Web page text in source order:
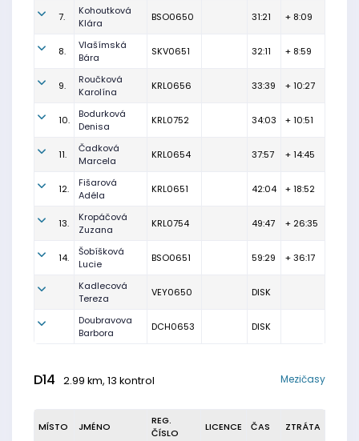
7.
Kohoutková
Klára
BSO0650 31:21 + 8:09
8.
Vlašímská
Bára
SKV0651 32:11 + 8:59
9.
Roučková
Karolína
KRL0656 33:39 + 10:27
10.
Bodurková
Denisa
KRL0752 34:03 + 10:51
11.
Čadková
Marcela
KRL0654 37:57 + 14:45
12.
Fišarová
Adéla
KRL0651 42:04 + 18:52
13.
Kropáčová
Zuzana
KRL0754 49:47 + 26:35
14.
Šobíšková
Lucie
BSO0651 59:29 + 36:17
Kadlecová
Tereza
VEY0650 DISK
Doubravova
Barbora
DCH0653 DISK
D14 2.99 km, 13 kontrol Mezičasy
MÍSTO JMÉNO
REG.
ČÍSLO
LICENCE ČAS ZTRÁTA